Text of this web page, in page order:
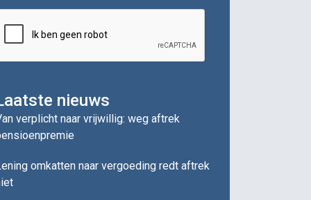
nieuws
verplicht naar vrijwillig: weg aftrek
omkatten naar vergoeding redt aftrek